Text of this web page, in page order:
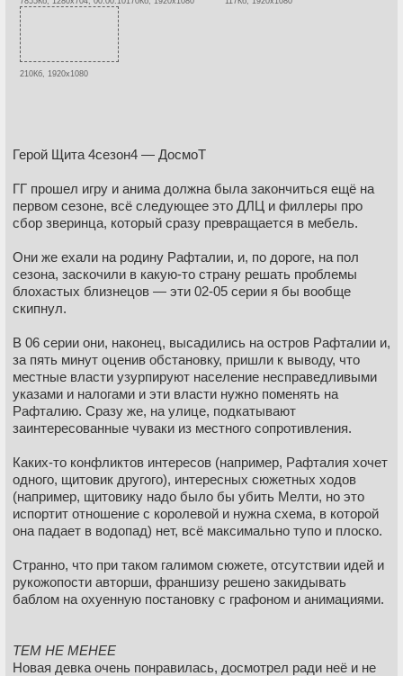
210Кб, 1920x1080
Герой Щита 4сезон4 — ДосмоТ
ГГ прошел игру и анима должна была закончиться ещё на
первом сезоне, всё следующее это ДЛЦ и филлеры про
сбор зверинца, который сразу превращается в мебель.
Они же ехали на родину Рафталии, и, по дороге, на пол
сезона, заскочили в какую-то страну решать проблемы
блохастых близнецов — эти 02-05 серии я бы вообще
скипнул.
В 06 серии они, наконец, высадились на остров Рафталии и,
за пять минут оценив обстановку, пришли к выводу, что
местные власти узурпируют население несправедливыми
указами и налогами и эти власти нужно поменять на
Рафталию. Сразу же, на улице, подкатывают
заинтересованные чуваки из местного сопротивления.
Каких-то конфликтов интересов (например, Рафталия хочет
одного, щитовик другого), интересных сюжетных ходов
(например, щитовику надо было бы убить Мелти, но это
испортит отношение с королевой и нужна схема, в которой
она падает в водопад) нет, всё максимально тупо и плоско.
Странно, что при таком галимом сюжете, отсутствии идей и
рукожопости авторши, франшизу решено закидывать
баблом на охуенную постановку с графоном и анимациями.
ТЕМ НЕ МЕНЕЕ
Новая девка очень понравилась, досмотрел ради неё и не